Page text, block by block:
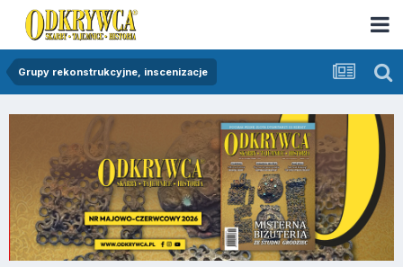
Grupy rekonstrukcyjne, inscenizacje